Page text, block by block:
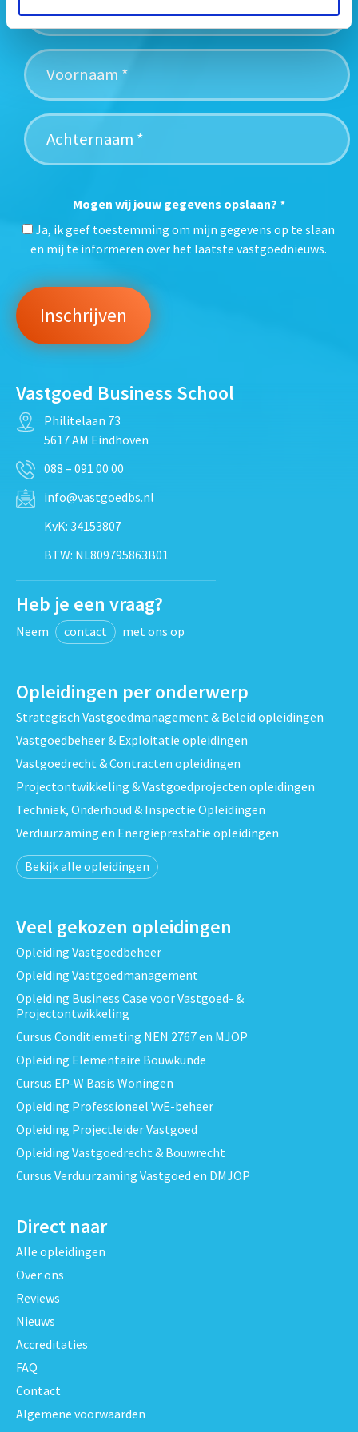
Mogen wij jouw gegevens opslaan? *
Ja, ik geef toestemming om mijn gegevens op te slaan
en mij te informeren over het laatste vastgoednieuws.
Vastgoed Business School
Philitelaan 73
5617 AM Eindhoven
088 – 091 00 00
info@vastgoedbs.nl
KvK: 34153807
BTW: NL809795863B01
Heb je een vraag?
Neem contact met ons op
Opleidingen per onderwerp
Strategisch Vastgoedmanagement & Beleid opleidingen
Vastgoedbeheer & Exploitatie opleidingen
Vastgoedrecht & Contracten opleidingen
Projectontwikkeling & Vastgoedprojecten opleidingen
Techniek, Onderhoud & Inspectie Opleidingen
Verduurzaming en Energieprestatie opleidingen
Bekijk alle opleidingen
Veel gekozen opleidingen
Opleiding Vastgoedbeheer
Opleiding Vastgoedmanagement
Opleiding Business Case voor Vastgoed- &
Projectontwikkeling
Cursus Conditiemeting NEN 2767 en MJOP
Opleiding Elementaire Bouwkunde
Cursus EP-W Basis Woningen
Opleiding Professioneel VvE-beheer
Opleiding Projectleider Vastgoed
Opleiding Vastgoedrecht & Bouwrecht
Cursus Verduurzaming Vastgoed en DMJOP
Direct naar
Alle opleidingen
Over ons
Reviews
Nieuws
Accreditaties
FAQ
Contact
Algemene voorwaarden